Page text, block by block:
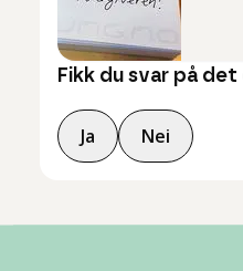
Fikk du svar på
Ja Nei